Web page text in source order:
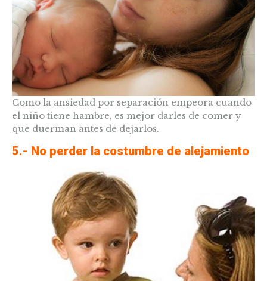
Como la ansiedad por separación empeora cuando
el niño tiene hambre, es mejor darles de comer y
que duerman antes de dejarlos.
5.- No perder la costumbre de alejamiento